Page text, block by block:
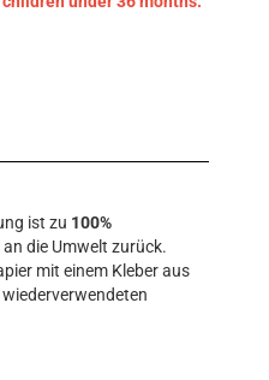
ist zu 100%
die Umwelt zurück.
mit einem Kleber aus